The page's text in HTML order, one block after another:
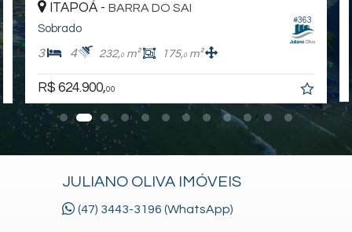
#363
ITAPOÁ -BARRA DO SAI
Sobrado
3 4 232,0m² 175,0m²
R$ 624.900,00
JULIANO OLIVA IMÓVEIS
(47) 3443-3196 (WhatsApp)